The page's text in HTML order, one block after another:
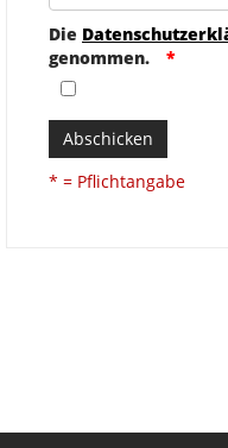
Die
genommen.
Abschicken
* = Pflichtangabe